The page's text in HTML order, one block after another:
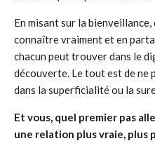
En misant sur la
connaître vraiment et en
chacun peut trouver dans le
découverte. Le tout est de ne
dans la superficialité ou la
Et vous, quel premier pas
une relation plus vraie, plus